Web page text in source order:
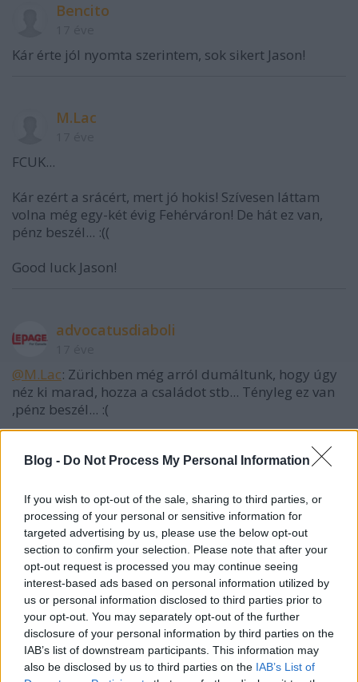
Blog - Do Not Process My Personal Information
If you wish to opt-out of the sale, sharing to third parties, or
processing of your personal or sensitive information for
targeted advertising by us, please use the below opt-out
section to confirm your selection. Please note that after your
opt-out request is processed you may continue seeing
interest-based ads based on personal information utilized by
us or personal information disclosed to third parties prior to
your opt-out. You may separately opt-out of the further
disclosure of your personal information by third parties on the
IAB’s list of downstream participants. This information may
also be disclosed by us to third parties on the IAB’s List of
Bencito
Kár érte jól nyomta szerintem, sok sikert Jason!
M.Lac
FCUK...
Kár ezért a srácért, mert jó hokis! Szívesen láttam
volna még egy-két évig Fehérváron! De hát ez van,
pénz beszél... :((
Good luck Jason!
advocatusdiaboli
@M.Lac: Zürichben még arról dumáltunk, hogy úgy
néz ki marad, hozza a családot stb... Tényleg ez van
,pénz beszél... :(
17 éve
Byström marad?
ifjvit
17 éve
Nem örülök :( de várható volt!